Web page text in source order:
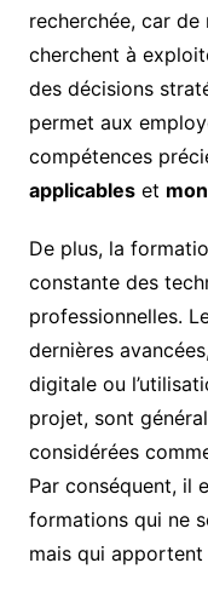
recherchée, car
cherchent à
des décisions
permet aux
compétences
applicableset
De plus, la
constante des
professionnelles.
dernières
digitale ou
projet, sont
considérées
Par conséquent, il
formations qui ne
mais qui apportent